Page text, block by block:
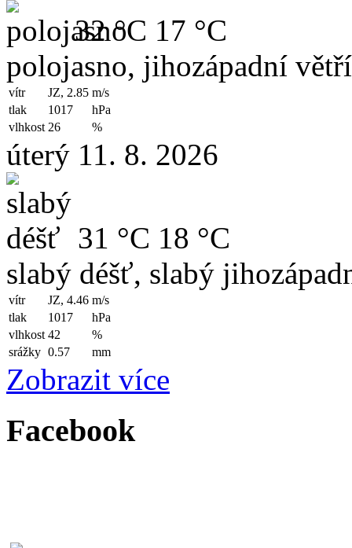
32 °C 17 °C
polojasno, jihozápadní
vítr JZ, 2.85 m/s
tlak
1017
hPa
vlhkost 26 %
úterý 11. 8. 2026
31 °C 18 °C
slabý déšť, slabý
vítr JZ, 4.46 m/s
tlak
1017
hPa
vlhkost 42
%
srážky 0.57 mm
Zobrazit více
Facebook